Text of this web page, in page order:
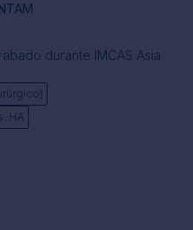
durante IMCAS Asia
HA